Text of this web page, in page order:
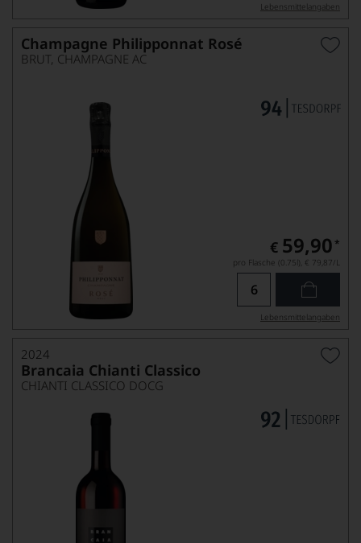
Lebensmittel­angaben
Champagne Philipponnat Rosé
BRUT, CHAMPAGNE AC
€ 59,90 *
pro Flasche (0.75l), € 79,87/L
Lebensmittel­angaben
2024
Brancaia Chianti Classico
CHIANTI CLASSICO DOCG